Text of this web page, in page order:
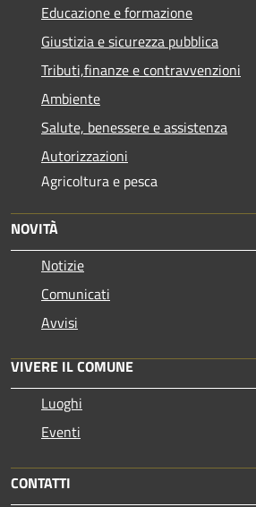
Educazione e formazione
Giustizia e sicurezza pubblica
Tributi,finanze e contravvenzioni
Ambiente
Salute, benessere e assistenza
Autorizzazioni
Agricoltura e pesca
NOVITÀ
Notizie
Comunicati
Avvisi
VIVERE IL COMUNE
Luoghi
Eventi
CONTATTI